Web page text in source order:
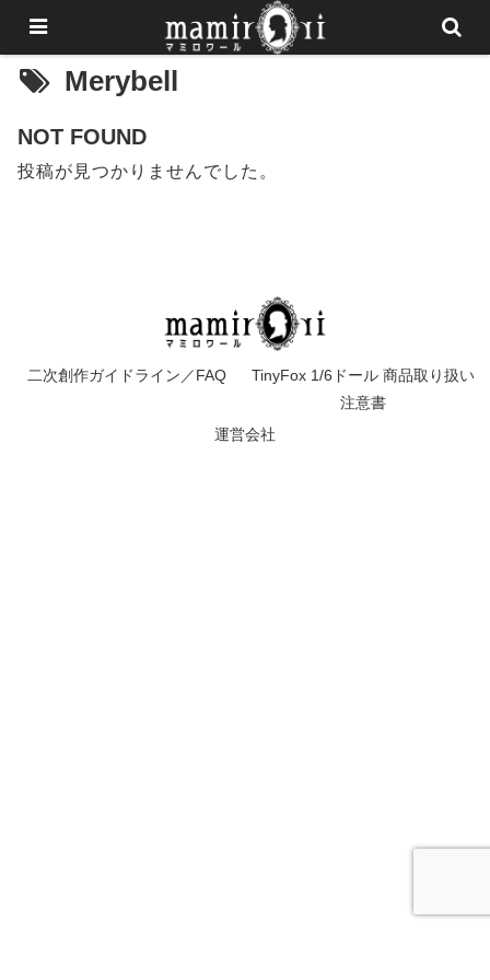
Merybell
NOT FOUND
投稿が見つかりませんでした。
二次創作ガイドライン／FAQ
TinyFox 1/6ドール 商品取り扱い
注意書
運営会社